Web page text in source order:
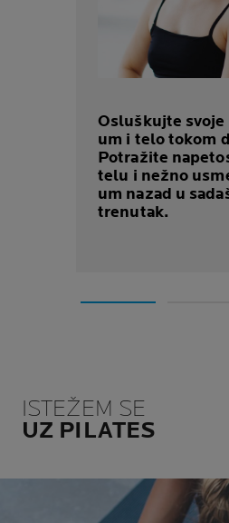
Osluškujte svoje
um i telo tokom
Potražite
telu i nežno
um nazad u
trenutak.
ISTEŽEM SE
UZ PILATES